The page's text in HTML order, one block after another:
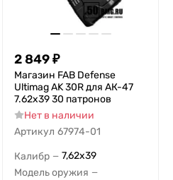
2 849₽
Магазин FAB Defense
Ultimag AK 30R для АК-47
7.62x39 30 патронов
Нет в наличии
Артикул 67974-01
Калибр — 7,62x39
Модель оружия —